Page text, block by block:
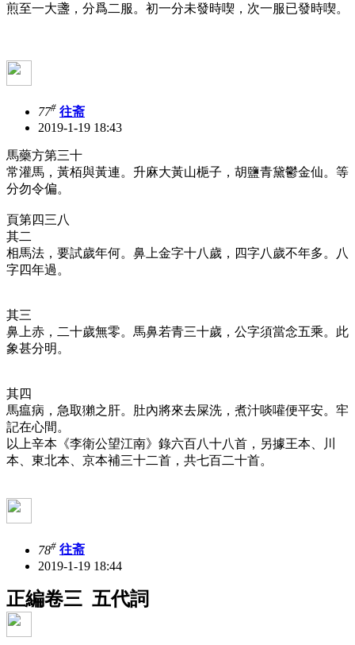
煎至一大盞，分爲二服。初一分未發時喫，次一服已發時喫。
77# 往斋
2019-1-19 18:43
馬藥方第三十
常灌馬，黃栢與黃連。升麻大黃山梔子，胡鹽青黛鬱金仙。等
分勿令偏。
頁第四三八
其二
相馬法，要試歲年何。鼻上金字十八歲，四字八歲不年多。八
字四年過。
其三
鼻上赤，二十歲無零。馬鼻若青三十歲，公字須當念五乘。此
象甚分明。
其四
馬瘟病，急取獺之肝。肚內將來去屎洗，煮汁啖嚾便平安。牢
記在心間。
以上辛本《李衛公望江南》錄六百八十八首，另據王本、川
本、東北本、京本補三十二首，共七百二十首。
78# 往斋
2019-1-19 18:44
正編卷三 五代詞